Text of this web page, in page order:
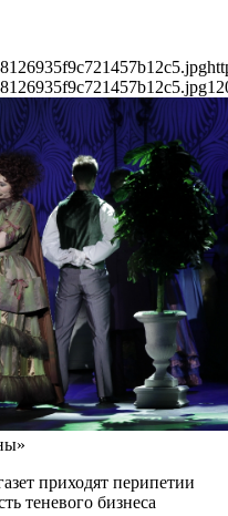
приходят перипетии
теневого бизнеса